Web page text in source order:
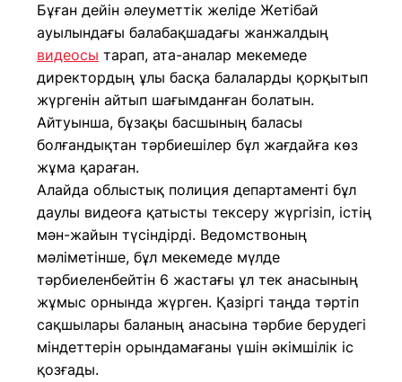
Бұған дейін әлеуметтік желіде Жетібай
ауылындағы балабақшадағы жанжалдың
видеосы тарап, ата-аналар мекемеде
директордың ұлы басқа балаларды қорқытып
жүргенін айтып шағымданған болатын.
Айтуынша, бұзақы басшының баласы
болғандықтан тәрбиешілер бұл жағдайға көз
жұма қараған.
Алайда облыстық полиция департаменті бұл
даулы видеоға қатысты тексеру жүргізіп, істің
мән-жайын түсіндірді. Ведомствоның
мәліметінше, бұл мекемеде мүлде
тәрбиеленбейтін 6 жастағы ұл тек анасының
жұмыс орнында жүрген. Қазіргі таңда тәртіп
сақшылары баланың анасына тәрбие берудегі
міндеттерін орындамағаны үшін әкімшілік іс
қозғады.